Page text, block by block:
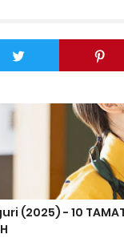
(2025) - 10